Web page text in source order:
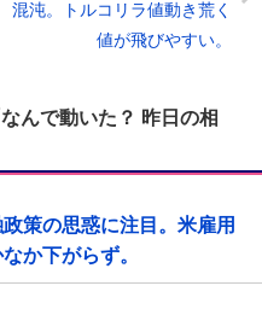
混沌。トルコリラ値動き荒く
値が飛びやすい。
んで動いた？ 昨日の相
策の思惑に注目。米雇用
か下がらず。